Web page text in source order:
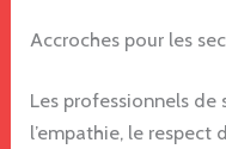
Accroches pour les
Les professionnels
l’empathie, le respect